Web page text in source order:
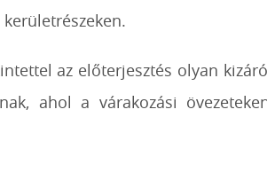
az előterjesztés olyan
ahol a várakozási